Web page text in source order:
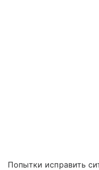
Попытки исправить